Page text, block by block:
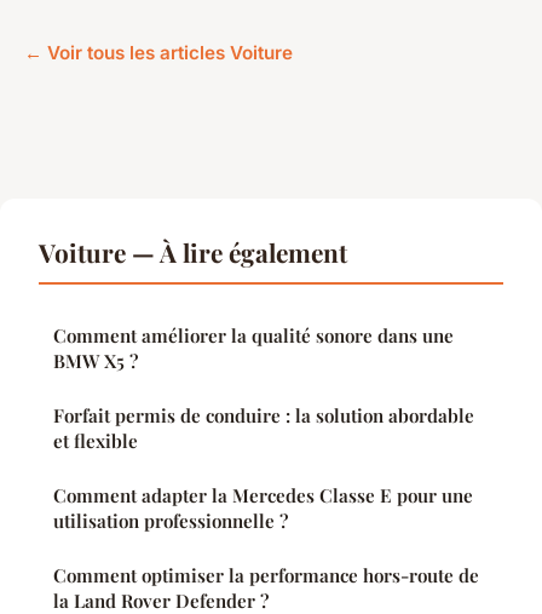
← Voir tous les articles Voiture
Voiture — À lire également
Comment améliorer la qualité sonore dans une
BMW X5 ?
Forfait permis de conduire : la solution abordable
et flexible
Comment adapter la Mercedes Classe E pour une
utilisation professionnelle ?
Comment optimiser la performance hors-route de
la Land Rover Defender ?